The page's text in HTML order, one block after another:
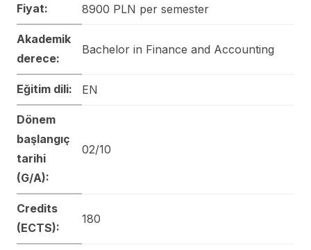
Fiyat: 8900 PLN per semester
Akademik
derece:
Bachelor in Finance and Accounting
Eğitim dili: EN
Dönem
başlangıç
tarihi
(G/A):
02/10
Credits
(ECTS):
180